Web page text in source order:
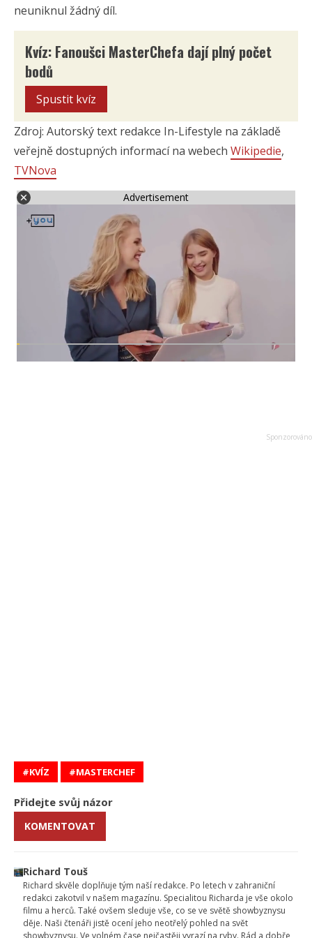
neuniknul žádný díl.
Kvíz: Fanoušci MasterChefa dají plný počet
bodů
Spustit kvíz
Zdroj: Autorský text redakce In-Lifestyle na základě
veřejně dostupných informací na webech Wikipedie,
TVNova
Advertisement
KVÍZ MASTERCHEF
Přidejte svůj názor
KOMENTOVAT
Richard Touš
Richard skvěle doplňuje tým naší redakce. Po letech v zahraniční
redakci zakotvil v našem magazínu. Specialitou Richarda je vše okolo
filmu a herců. Také ovšem sleduje vše, co se ve světě showbyznysu
děje. Naši čtenáři jistě ocení jeho neotřelý pohled na svět
showbyznysu. Ve volném čase nejčastěji vyrazí na ryby. Rád a dobře